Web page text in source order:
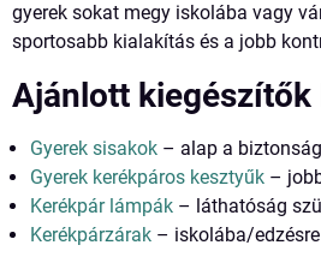
gyerek sokat megy iskolába vagy
sportosabb kialakítás és a jobb
Ajánlott kiegészítők
Gyerek sisakok – alap a
Gyerek kerékpáros kesztyűk –
Kerékpár lámpák – láthatóság
Kerékpárzárak – iskolába/